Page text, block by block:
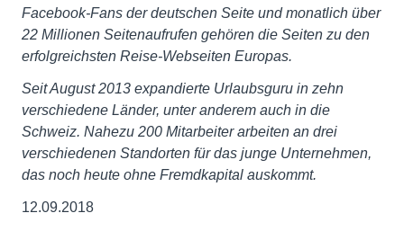
Facebook-Fans der deutschen Seite und monatlich über
22 Millionen Seitenaufrufen gehören die Seiten zu den
erfolgreichsten Reise-Webseiten Europas.
Seit August 2013 expandierte Urlaubsguru in zehn
verschiedene Länder, unter anderem auch in die
Schweiz. Nahezu 200 Mitarbeiter arbeiten an drei
verschiedenen Standorten für das junge Unternehmen,
das noch heute ohne Fremdkapital auskommt.
12.09.2018